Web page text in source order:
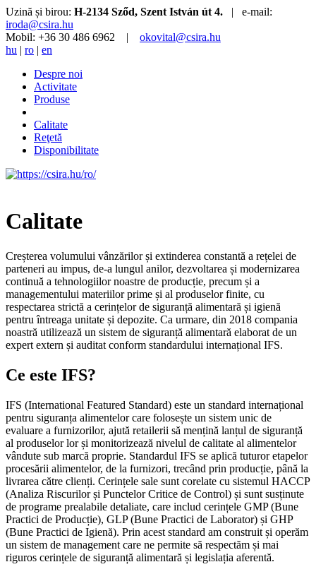
Uzină și birou: H-2134 Sződ, Szent István út 4. | e-mail:
iroda@csira.hu
Mobil: +36 30 486 6962 | okovital@csira.hu
hu | ro | en
Despre noi
Activitate
Produse
Calitate
Reţetă
Disponibilitate
Calitate
Creșterea volumului vânzărilor și extinderea constantă a rețelei de
parteneri au impus, de-a lungul anilor, dezvoltarea și modernizarea
continuă a tehnologiilor noastre de producție, precum și a
managementului materiilor prime și al produselor finite, cu
respectarea strictă a cerințelor de siguranță alimentară și igienă
pentru întreaga unitate și depozite. Ca urmare, din 2018 compania
noastră utilizează un sistem de siguranță alimentară elaborat de un
expert extern și auditat conform standardului internațional IFS.
Ce este IFS?
IFS (International Featured Standard) este un standard internațional
pentru siguranța alimentelor care folosește un sistem unic de
evaluare a furnizorilor, ajută retailerii să mențină lanțul de siguranță
al produselor lor și monitorizează nivelul de calitate al alimentelor
vândute sub marcă proprie. Standardul IFS se aplică tuturor etapelor
procesării alimentelor, de la furnizori, trecând prin producție, până la
livrarea către clienți. Cerințele sale sunt corelate cu sistemul HACCP
(Analiza Riscurilor și Punctelor Critice de Control) și sunt susținute
de programe prealabile detaliate, care includ cerințele GMP (Bune
Practici de Producție), GLP (Bune Practici de Laborator) și GHP
(Bune Practici de Igienă). Prin acest standard am construit și operăm
un sistem de management care ne permite să respectăm și mai
riguros cerințele de siguranță alimentară și legislația aferentă.